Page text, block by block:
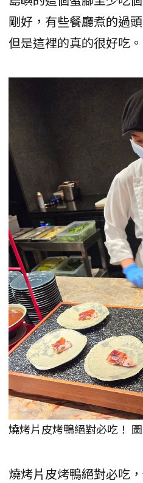
剛好，有些餐廳煮的過
但是這裡的真的很好吃。
燒烤片皮烤鴨絕對必吃！
燒烤片皮烤鴨絕對必吃